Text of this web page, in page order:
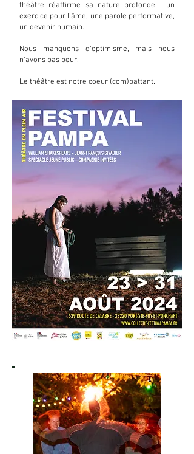
théâtre réaffirme sa nature profonde : un
exercice pour l’âme, une parole performative,
un devenir humain.
Nous manquons d’optimisme, mais nous
n’avons pas peur.
Le théâtre est notre coeur (com)battant.